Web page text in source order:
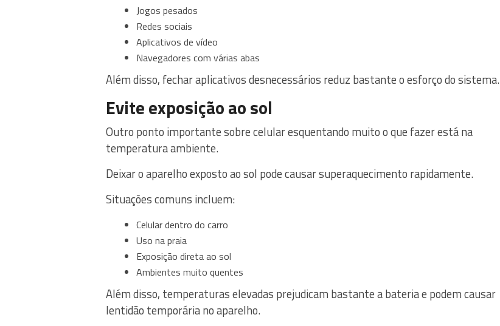
Jogos pesados
Redes sociais
Aplicativos de vídeo
Navegadores com várias abas
Além disso, fechar aplicativos desnecessários reduz bastante o esforço do sistema.
Evite exposição ao sol
Outro ponto importante sobre celular esquentando muito o que fazer está na
temperatura ambiente.
Deixar o aparelho exposto ao sol pode causar superaquecimento rapidamente.
Situações comuns incluem:
Celular dentro do carro
Uso na praia
Exposição direta ao sol
Ambientes muito quentes
Além disso, temperaturas elevadas prejudicam bastante a bateria e podem causar
lentidão temporária no aparelho.